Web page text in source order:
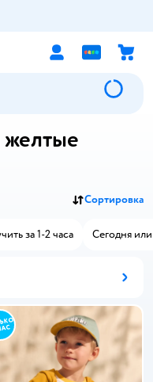
желтые
Сортировка
за 1-2 часа Сегодня или